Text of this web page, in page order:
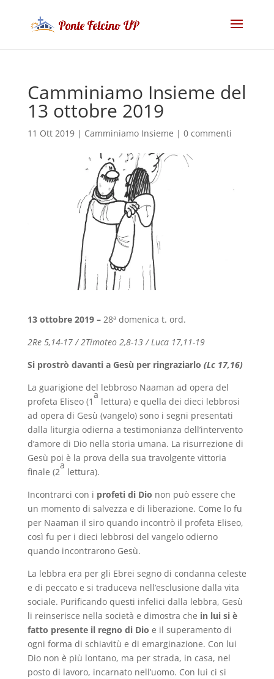
Camminiamo Insieme del
13 ottobre 2019
11 Ott 2019| Camminiamo Insieme | 0 commenti
13 ottobre 2019 – 28ª domenica t. ord.
2Re 5,14-17 / 2Timoteo 2,8-13 / Luca 17,11-19
Si prostrò davanti a Gesù per ringraziarlo (Lc 17,16)
La guarigione del lebbroso Naaman ad opera del
profeta Eliseo (1
a
lettura) e quella dei dieci lebbrosi
ad opera di Gesù (vangelo) sono i segni presentati
dalla liturgia odierna a testimonianza dell’intervento
d’amore di Dio nella storia umana. La risurrezione di
Gesù poi è la prova della sua travolgente vittoria
finale (2
a
lettura).
Incontrarci con i profeti di Dio non può essere che
un momento di salvezza e di liberazione. Come lo fu
per Naaman il siro quando incontrò il profeta Eliseo,
così fu per i dieci lebbrosi del vangelo odierno
quando incontrarono Gesù.
La lebbra era per gli Ebrei segno di condanna celeste
e di peccato e si traduceva nell’esclusione dalla vita
sociale. Purificando questi infelici dalla lebbra, Gesù
li reinserisce nella società e dimostra che in lui si è
fatto presente il regno di Dio e il superamento di
ogni forma di schiavitù e di emarginazione. Con lui
Dio non è più lontano, ma per strada, in casa, nel
posto di lavoro, incarnato nell’uomo. Con lui ci si